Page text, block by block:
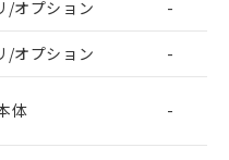
/オプション -
/オプション -
体 -
のオムロン制御
社販売員にご確
また在庫状況の
価格結果を当社の
に漏洩または開
します。
リスト作成サー
くには、I-Web
されている必要が